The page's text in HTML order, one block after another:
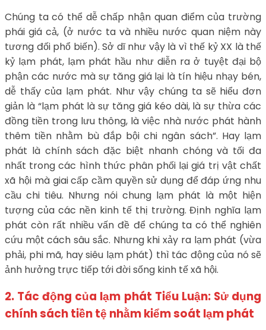
Chúng ta có thể dễ chấp nhận quan điểm của trường
phái giá cả, (ở nước ta và nhiều nước quan niệm này
tương đối phổ biến). Sở dĩ như vậy là vì thế kỷ XX là thế
kỷ lạm phát, lạm phát hầu như diễn ra ở tuyệt đại bộ
phận các nước mà sự tăng giá lại là tín hiệu nhạy bén,
dễ thấy của lạm phát. Như vậy chúng ta sẽ hiểu đơn
giản là “lạm phát là sự tăng giá kéo dài, là sự thừa các
đồng tiền trong lưu thông, là việc nhà nước phát hành
thêm tiền nhằm bù đắp bội chi ngân sách”. Hay lạm
phát là chính sách đặc biệt nhanh chóng và tối đa
nhất trong các hình thức phân phối lại giá trị vật chất
xã hội mà giai cấp cầm quyền sử dụng để đáp ứng nhu
cầu chi tiêu. Nhưng nói chung lạm phát là một hiện
tượng của các nền kinh tế thị trường. Định nghĩa lạm
phát còn rất nhiều vấn đề để chúng ta có thể nghiên
cứu một cách sâu sắc. Nhưng khi xảy ra lạm phát (vừa
phải, phi mã, hay siêu lạm phát) thì tác động của nó sẽ
ảnh hưởng trực tiếp tới đời sống kinh tế xã hội.
2. Tác động của lạm phát Tiểu Luận: Sử dụng
chính sách tiền tệ nhằm kiểm soát lạm phát